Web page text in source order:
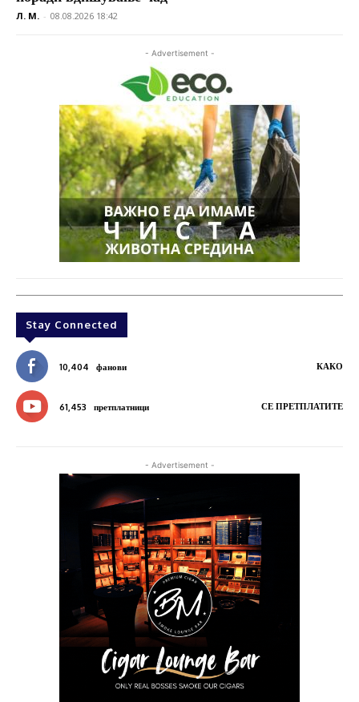
Л. М. - 08.08.2026 18:42
- Advertisement -
Stay Connected
10,404 фанови КАКО
61,453 претплатници СЕ ПРЕТПЛАТИТЕ
- Advertisement -